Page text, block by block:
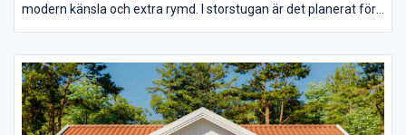
modern känsla och extra rymd. I storstugan är det planerat för
som nås från diskreta ingångar i vinkel, det stora sovrummet
har dessutom fått en egen dörr ut till trädgården.